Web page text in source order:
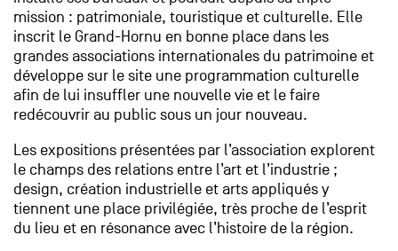
mission : patrimoniale, touristique et culturelle. Elle
inscrit le Grand-Hornu en bonne place dans les
grandes associations internationales du patrimoine et
développe sur le site une programmation culturelle
afin de lui insuffler une nouvelle vie et le faire
redécouvrir au public sous un jour nouveau.
Les expositions présentées par l’association explorent
le champs des relations entre l’art et l’industrie ;
design, création industrielle et arts appliqués y
tiennent une place privilégiée, très proche de l’esprit
du lieu et en résonance avec l’histoire de la région.